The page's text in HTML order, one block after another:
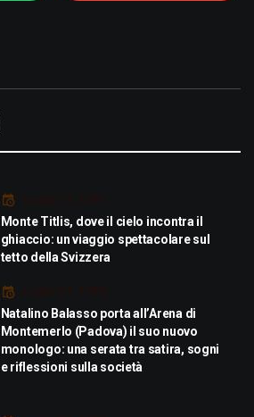
Luglio 29, 2026
Monte Titlis, dove il cielo incontra il
ghiaccio: un viaggio spettacolare sul
tetto della Svizzera
Luglio 21, 2026
Natalino Balasso porta all’Arena di
Montemerlo (Padova) il suo nuovo
monologo: una serata tra satira, sogni
e riflessioni sulla società